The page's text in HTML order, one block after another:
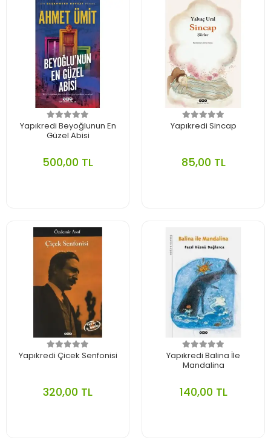
Yapıkredi Beyoğlunun En
Güzel Abisi
500,00 TL
Yapıkredi Sincap
85,00 TL
Yapıkredi Çicek Senfonisi
320,00 TL
Yapıkredi Balina İle
Mandalina
140,00 TL